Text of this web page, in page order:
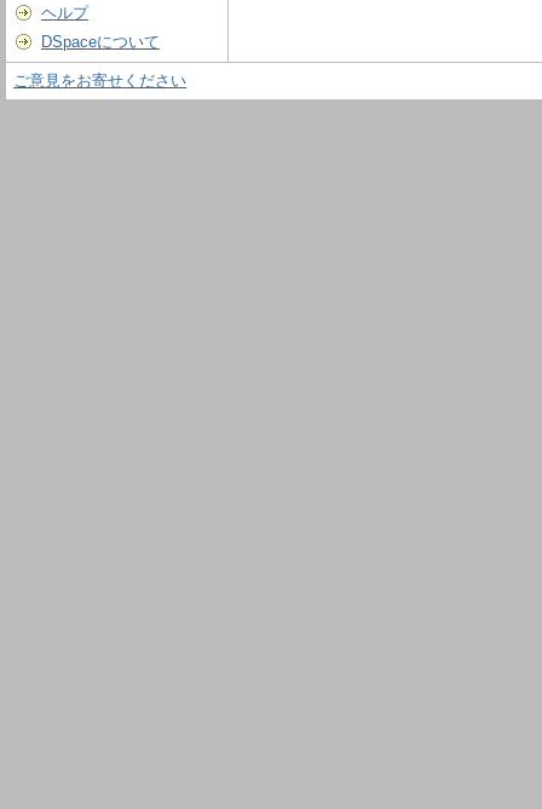
ヘルプ
DSpaceについて
ご意見をお寄せください